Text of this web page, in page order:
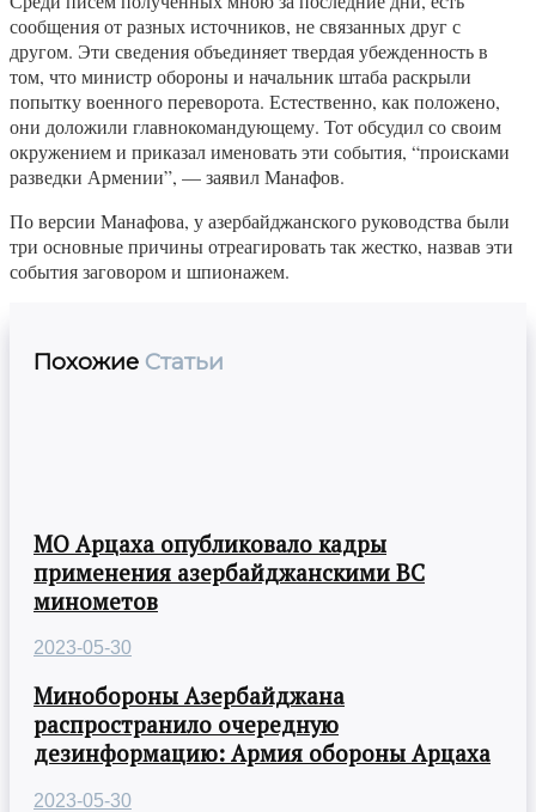
сообщения от разных источников, не связанных друг с
другом. Эти сведения объединяет твердая убежденность в
том, что министр обороны и начальник штаба раскрыли
попытку военного переворота. Естественно, как положено,
они доложили главнокомандующему. Тот обсудил со своим
окружением и приказал именовать эти события, “происками
разведки Армении”, — заявил Манафов.
По версии Манафова, у азербайджанского руководства были
три основные причины отреагировать так жестко, назвав эти
события заговором и шпионажем.
Похожие Статьи
МО Арцаха опубликовало кадры
применения азербайджанскими ВС
минометов
2023-05-30
Минобороны Азербайджана
распространило очередную
дезинформацию: Армия обороны Арцаха
2023-05-30